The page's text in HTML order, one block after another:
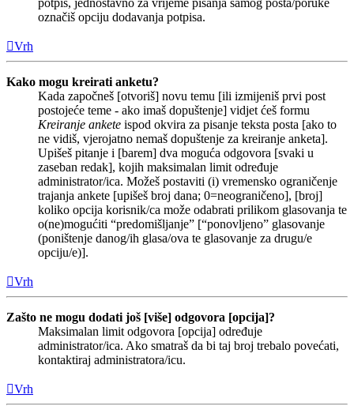
označiš opciju dodavanja potpisa.
Vrh
Kako mogu kreirati anketu?
Kada započneš [otvoriš] novu temu [ili izmijeniš prvi post
postojeće teme - ako imaš dopuštenje] vidjet ćeš formu
Kreiranje ankete ispod okvira za pisanje teksta posta [ako to
ne vidiš, vjerojatno nemaš dopuštenje za kreiranje anketa].
Upišeš pitanje i [barem] dva moguća odgovora [svaki u
zaseban redak], kojih maksimalan limit određuje
administrator/ica. Možeš postaviti (i) vremensko ograničenje
trajanja ankete [upišeš broj dana; 0=neograničeno], [broj]
koliko opcija korisnik/ca može odabrati prilikom glasovanja te
o(ne)mogućiti “predomišljanje” [“ponovljeno” glasovanje
(poništenje danog/ih glasa/ova te glasovanje za drugu/e
opciju/e)].
Vrh
Zašto ne mogu dodati još [više] odgovora [opcija]?
Maksimalan limit odgovora [opcija] određuje
administrator/ica. Ako smatraš da bi taj broj trebalo povećati,
kontaktiraj administratora/icu.
Vrh